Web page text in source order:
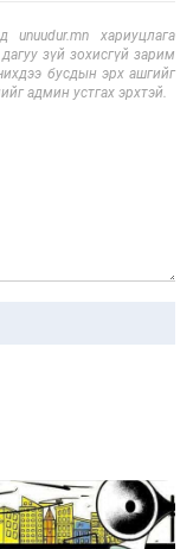
хариуцлага
зүй зохисгүй зарим
бусдын эрх ашгийг
админ устгах эрхтэй.